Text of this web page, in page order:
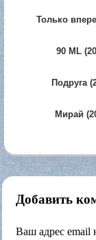
Только
90 ML
Подруга
Мирай
Добавить
Ваш адрес email